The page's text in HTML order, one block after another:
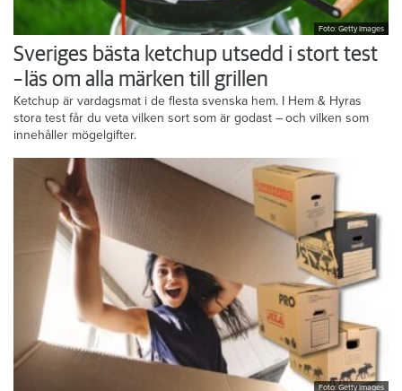
Foto: Getty Images
Sveriges bästa ketchup utsedd i stort test
– läs om alla märken till grillen
Ketchup är vardagsmat i de flesta svenska hem. I Hem & Hyras
stora test får du veta vilken sort som är godast – och vilken som
innehåller mögelgifter.
Foto: Getty Images